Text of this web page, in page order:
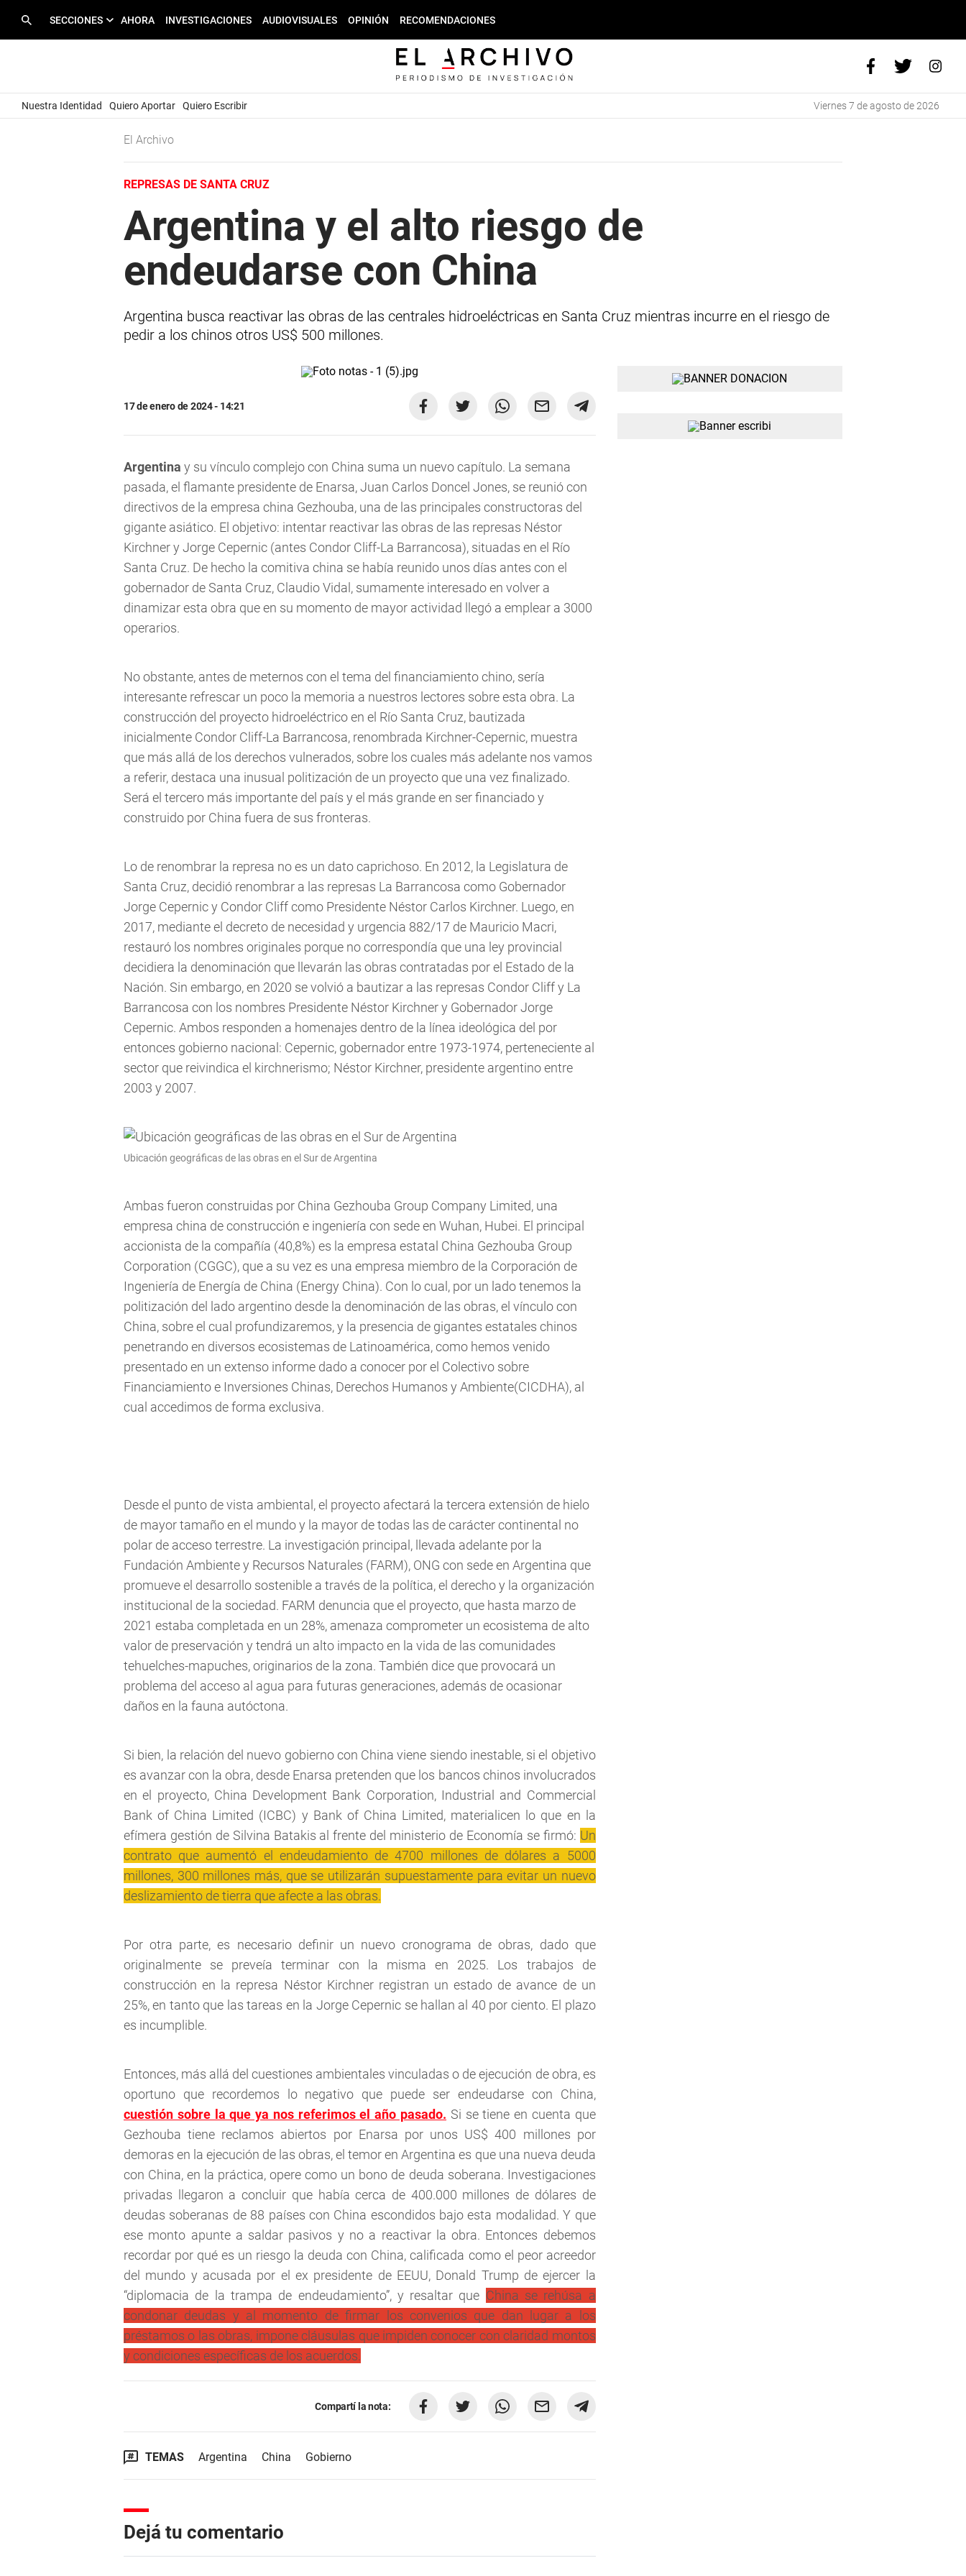
SECCIONES AHORA INVESTIGACIONES AUDIOVISUALES OPINIÓN RECOMENDACIONES
Nuestra Identidad Quiero Aportar Quiero Escribir viernes 7 de agosto de 2026
El Archivo
REPRESAS DE SANTA CRUZ
Argentina y el alto riesgo de
endeudarse con China
Argentina busca reactivar las obras de las centrales hidroeléctricas en Santa Cruz mientras incurre en el riesgo de
pedir a los chinos otros US$ 500 millones.
17 de enero de 2024 - 14:21
Argentina y su vínculo complejo con China suma un nuevo capítulo. La semana
pasada, el flamante presidente de Enarsa, Juan Carlos Doncel Jones, se reunió con
directivos de la empresa china Gezhouba, una de las principales constructoras del
gigante asiático. El objetivo: intentar reactivar las obras de las represas Néstor
Kirchner y Jorge Cepernic (antes Condor Cliff-La Barrancosa), situadas en el Río
Santa Cruz. De hecho la comitiva china se había reunido unos días antes con el
gobernador de Santa Cruz, Claudio Vidal, sumamente interesado en volver a
dinamizar esta obra que en su momento de mayor actividad llegó a emplear a 3000
operarios.
No obstante, antes de meternos con el tema del financiamiento chino, sería
interesante refrescar un poco la memoria a nuestros lectores sobre esta obra. La
construcción del proyecto hidroeléctrico en el Río Santa Cruz, bautizada
inicialmente Condor Cliff-La Barrancosa, renombrada Kirchner-Cepernic, muestra
que más allá de los derechos vulnerados, sobre los cuales más adelante nos vamos
a referir, destaca una inusual politización de un proyecto que una vez finalizado.
Será el tercero más importante del país y el más grande en ser financiado y
construido por China fuera de sus fronteras.
Lo de renombrar la represa no es un dato caprichoso. En 2012, la Legislatura de
Santa Cruz, decidió renombrar a las represas La Barrancosa como Gobernador
Jorge Cepernic y Condor Cliff como Presidente Néstor Carlos Kirchner. Luego, en
2017, mediante el decreto de necesidad y urgencia 882/17 de Mauricio Macri,
restauró los nombres originales porque no correspondía que una ley provincial
decidiera la denominación que llevarán las obras contratadas por el Estado de la
Nación. Sin embargo, en 2020 se volvió a bautizar a las represas Condor Cliff y La
Barrancosa con los nombres Presidente Néstor Kirchner y Gobernador Jorge
Cepernic. Ambos responden a homenajes dentro de la línea ideológica del por
entonces gobierno nacional: Cepernic, gobernador entre 1973-1974, perteneciente al
sector que reivindica el kirchnerismo; Néstor Kirchner, presidente argentino entre
2003 y 2007.
Ubicación geográficas de las obras en el Sur de Argentina
Ambas fueron construidas por China Gezhouba Group Company Limited, una
empresa china de construcción e ingeniería con sede en Wuhan, Hubei. El principal
accionista de la compañía (40,8%) es la empresa estatal China Gezhouba Group
Corporation (CGGC), que a su vez es una empresa miembro de la Corporación de
Ingeniería de Energía de China (Energy China). Con lo cual, por un lado tenemos la
politización del lado argentino desde la denominación de las obras, el vínculo con
China, sobre el cual profundizaremos, y la presencia de gigantes estatales chinos
penetrando en diversos ecosistemas de Latinoamérica, como hemos venido
presentado en un extenso informe dado a conocer por el Colectivo sobre
Financiamiento e Inversiones Chinas, Derechos Humanos y Ambiente(CICDHA), al
cual accedimos de forma exclusiva.
Desde el punto de vista ambiental, el proyecto afectará la tercera extensión de hielo
de mayor tamaño en el mundo y la mayor de todas las de carácter continental no
polar de acceso terrestre. La investigación principal, llevada adelante por la
Fundación Ambiente y Recursos Naturales (FARM), ONG con sede en Argentina que
promueve el desarrollo sostenible a través de la política, el derecho y la organización
institucional de la sociedad. FARM denuncia que el proyecto, que hasta marzo de
2021 estaba completada en un 28%, amenaza comprometer un ecosistema de alto
valor de preservación y tendrá un alto impacto en la vida de las comunidades
tehuelches-mapuches, originarios de la zona. También dice que provocará un
problema del acceso al agua para futuras generaciones, además de ocasionar
daños en la fauna autóctona.
Si bien, la relación del nuevo gobierno con China viene siendo inestable, si el objetivo
es avanzar con la obra, desde Enarsa pretenden que los bancos chinos involucrados
en el proyecto, China Development Bank Corporation, Industrial and Commercial
Bank of China Limited (ICBC) y Bank of China Limited, materialicen lo que en la
efímera gestión de Silvina Batakis al frente del ministerio de Economía se firmó: Un
contrato que aumentó el endeudamiento de 4700 millones de dólares a 5000
millones, 300 millones más, que se utilizarán supuestamente para evitar un nuevo
deslizamiento de tierra que afecte a las obras.
Por otra parte, es necesario definir un nuevo cronograma de obras, dado que
originalmente se preveía terminar con la misma en 2025. Los trabajos de
construcción en la represa Néstor Kirchner registran un estado de avance de un
25%, en tanto que las tareas en la Jorge Cepernic se hallan al 40 por ciento. El plazo
es incumplible.
Entonces, más allá del cuestiones ambientales vinculadas o de ejecución de obra, es
oportuno que recordemos lo negativo que puede ser endeudarse con China,
cuestión sobre la que ya nos referimos el año pasado. Si se tiene en cuenta que
Gezhouba tiene reclamos abiertos por Enarsa por unos US$ 400 millones por
demoras en la ejecución de las obras, el temor en Argentina es que una nueva deuda
con China, en la práctica, opere como un bono de deuda soberana. Investigaciones
privadas llegaron a concluir que había cerca de 400.000 millones de dólares de
deudas soberanas de 88 países con China escondidos bajo esta modalidad. Y que
ese monto apunte a saldar pasivos y no a reactivar la obra. Entonces debemos
recordar por qué es un riesgo la deuda con China, calificada como el peor acreedor
del mundo y acusada por el ex presidente de EEUU, Donald Trump de ejercer la
“diplomacia de la trampa de endeudamiento”, y resaltar que China se rehúsa a
condonar deudas y al momento de firmar los convenios que dan lugar a los
préstamos o las obras, impone cláusulas que impiden conocer con claridad montos
y condiciones específicas de los acuerdos.
Compartí la nota:
TEMAS Argentina China Gobierno
Dejá tu comentario